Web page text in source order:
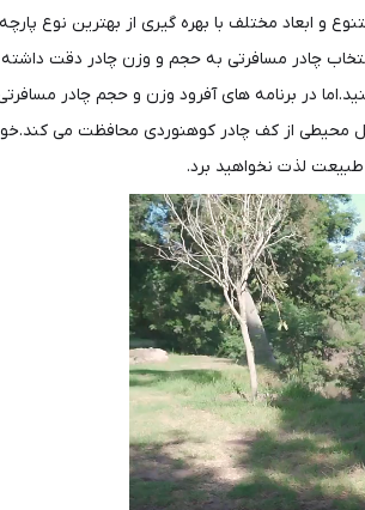
و ابعاد مختلف با بهره گیری از بهترین نوع
چادر مسافرتی به حجم و وزن چادر دقت
در برنامه های آفرود وزن و حجم چادر
محیطی از کف چادر کوهنوردی محافظت می
لذت نخواهید برد.